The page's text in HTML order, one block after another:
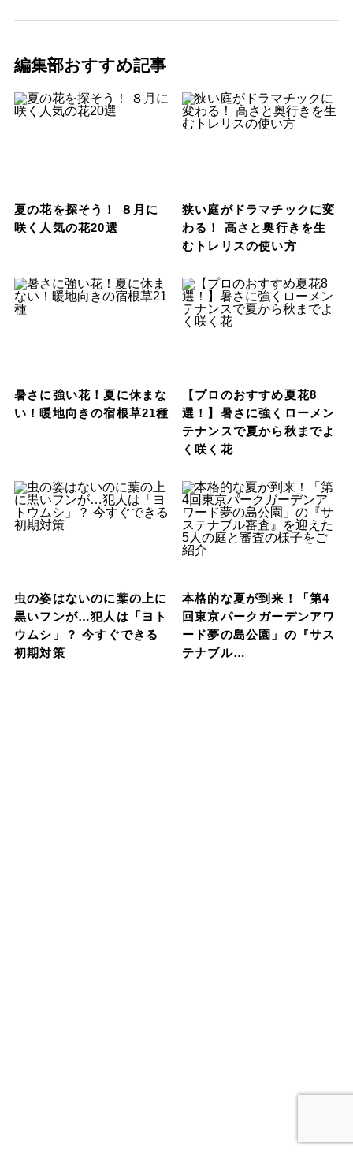
編集部おすすめ記事
夏の花を探そう！ ８月に
咲く人気の花20選
狭い庭がドラマチックに変
わる！ 高さと奥行きを生
むトレリスの使い方
暑さに強い花！夏に休まな
い！暖地向きの宿根草21種
【プロのおすすめ夏花8
選！】暑さに強くローメン
テナンスで夏から秋までよ
く咲く花
虫の姿はないのに葉の上に
黒いフンが…犯人は「ヨト
ウムシ」？ 今すぐできる
初期対策
本格的な夏が到来！「第4
回東京パークガーデンアワ
ード夢の島公園」の『サス
テナブル…